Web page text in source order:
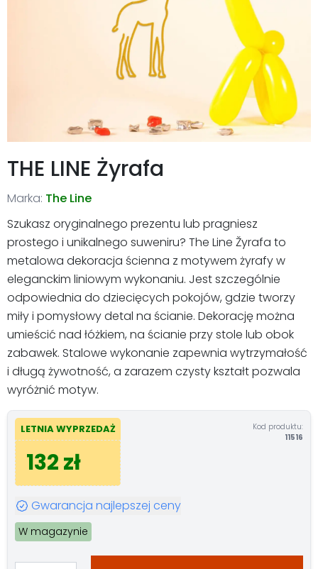
THE LINE Żyrafa
Marka: The Line
Szukasz oryginalnego prezentu lub pragniesz
prostego i unikalnego suweniru? The Line Žyrafa to
metalowa dekoracja ścienna z motywem żyrafy w
eleganckim liniowym wykonaniu. Jest szczególnie
odpowiednia do dziecięcych pokojów, gdzie tworzy
miły i pomysłowy detal na ścianie. Dekorację można
umieścić nad łóżkiem, na ścianie przy stole lub obok
zabawek. Stalowe wykonanie zapewnia wytrzymałość
i długą żywotność, a zarazem czysty kształt pozwala
wyróżnić motyw.
LETNIA WYPRZEDAŻ
132 zł
Kod produktu:
11516
Gwarancja najlepszej ceny
W magazynie